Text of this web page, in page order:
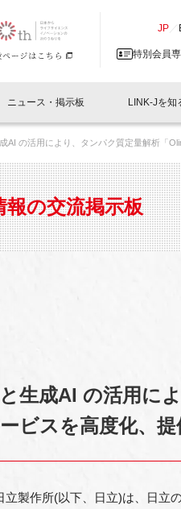
JP
特別会員
閉じる
イベントレポート一覧
LINK-J主催・共催
LINK-J協賛・協力
？
タビュー
ム
ニュース・掲示板
人と情報の交流掲示板一覧
会員プレスリリース
募集
LINK-Jを知
て
AI の活⽤により、タンパク質定量解析「
報の交流掲示板
⽣成AI の活⽤に
ビスを⾼度化、提
製作所(以下、⽇⽴)は、⽇⽴